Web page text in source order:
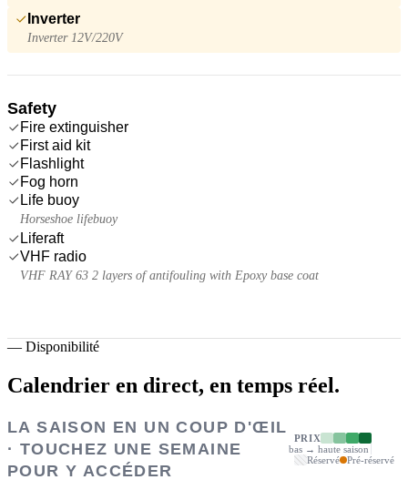
Inverter
Inverter 12V/220V
Safety
Fire extinguisher
First aid kit
Flashlight
Fog horn
Life buoy
Horseshoe lifebuoy
Liferaft
VHF radio
VHF RAY 63 2 layers of antifouling with Epoxy base coat
— Disponibilité
Calendrier en direct, en temps réel.
LA SAISON EN UN COUP D'ŒIL
· TOUCHEZ UNE SEMAINE
POUR Y ACCÉDER
PRIX
bas → haute saison
Réservé
Pré-réservé